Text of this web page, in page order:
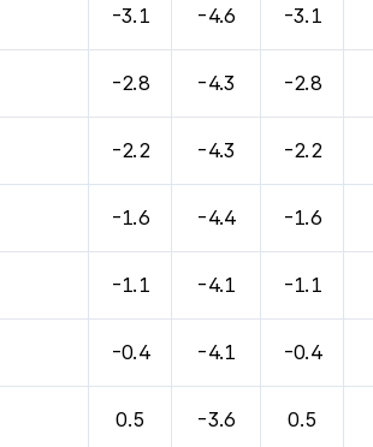
-3.1 -4.6 -3.1
-2.8 -4.3 -2.8
-2.2 -4.3 -2.2
-1.6 -4.4 -1.6
-1.1 -4.1 -1.1
-0.4 -4.1 -0.4
0.5 -3.6 0.5